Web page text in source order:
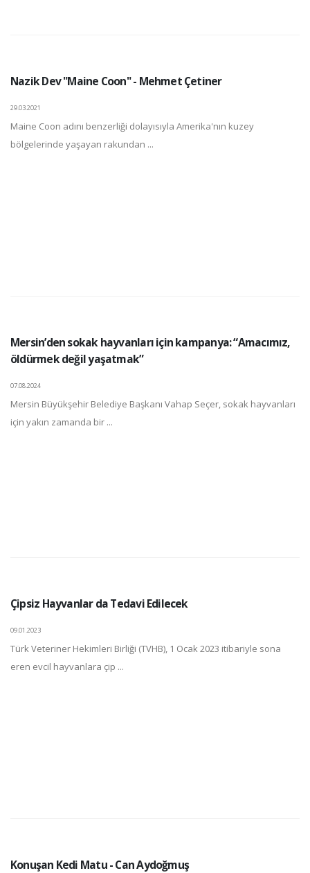
Nazik Dev "Maine Coon" - Mehmet Çetiner
29.03.2021
Maine Coon adını benzerliği dolayısıyla Amerika'nın kuzey
bölgelerinde yaşayan rakundan ...
Mersin’den sokak hayvanları için kampanya: “Amacımız,
öldürmek değil yaşatmak”
07.08.2024
Mersin Büyükşehir Belediye Başkanı Vahap Seçer, sokak hayvanları
için yakın zamanda bir ...
Çipsiz Hayvanlar da Tedavi Edilecek
09.01.2023
Türk Veteriner Hekimleri Birliği (TVHB), 1 Ocak 2023 itibariyle sona
eren evcil hayvanlara çip ...
Konuşan Kedi Matu - Can Aydoğmuş